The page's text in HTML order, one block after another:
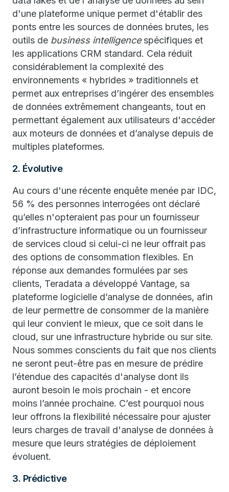
d'une plateforme unique permet d'établir des
ponts entre les sources de données brutes, les
outils de business intelligencespécifiques et
les applications CRM standard. Cela réduit
considérablement la complexité des
environnements « hybrides » traditionnels et
permet aux entreprises d’ingérer des ensembles
de données extrêmement changeants, tout en
permettant également aux utilisateurs d'accéder
aux moteurs de données et d’analyse depuis de
multiples plateformes.
2. Évolutive
Au cours d'une récente enquête menée par IDC,
56 % des personnes interrogées ont déclaré
qu’elles n'opteraient pas pour un fournisseur
d’infrastructure informatique ou un fournisseur
de services cloud si celui-ci ne leur offrait pas
des options de consommation flexibles. En
réponse aux demandes formulées par ses
clients, Teradata a développé Vantage, sa
plateforme logicielle d’analyse de données, afin
de leur permettre de consommer de la manière
qui leur convient le mieux, que ce soit dans le
cloud, sur une infrastructure hybride ou sur site.
Nous sommes conscients du fait que nos clients
ne seront peut-être pas en mesure de prédire
l’étendue des capacités d'analyse dont ils
auront besoin le mois prochain - et encore
moins l’année prochaine. C’est pourquoi nous
leur offrons la flexibilité nécessaire pour ajuster
leurs charges de travail d'analyse de données à
mesure que leurs stratégies de déploiement
évoluent.
3. Prédictive